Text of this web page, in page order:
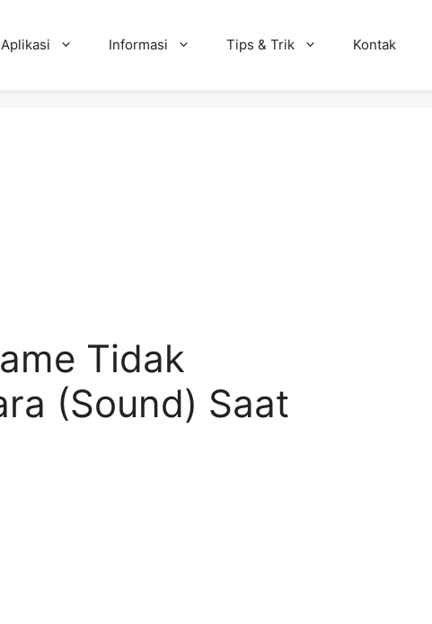
Aplikasi Informasi Tips & Trik Kontak
Tidak
(Sound) Saat